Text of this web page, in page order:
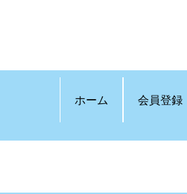
ホーム 会員登録